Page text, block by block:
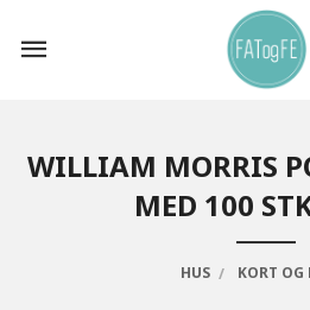
innholdet
WILLIAM MORRIS
MED 100
HUS KORT OG